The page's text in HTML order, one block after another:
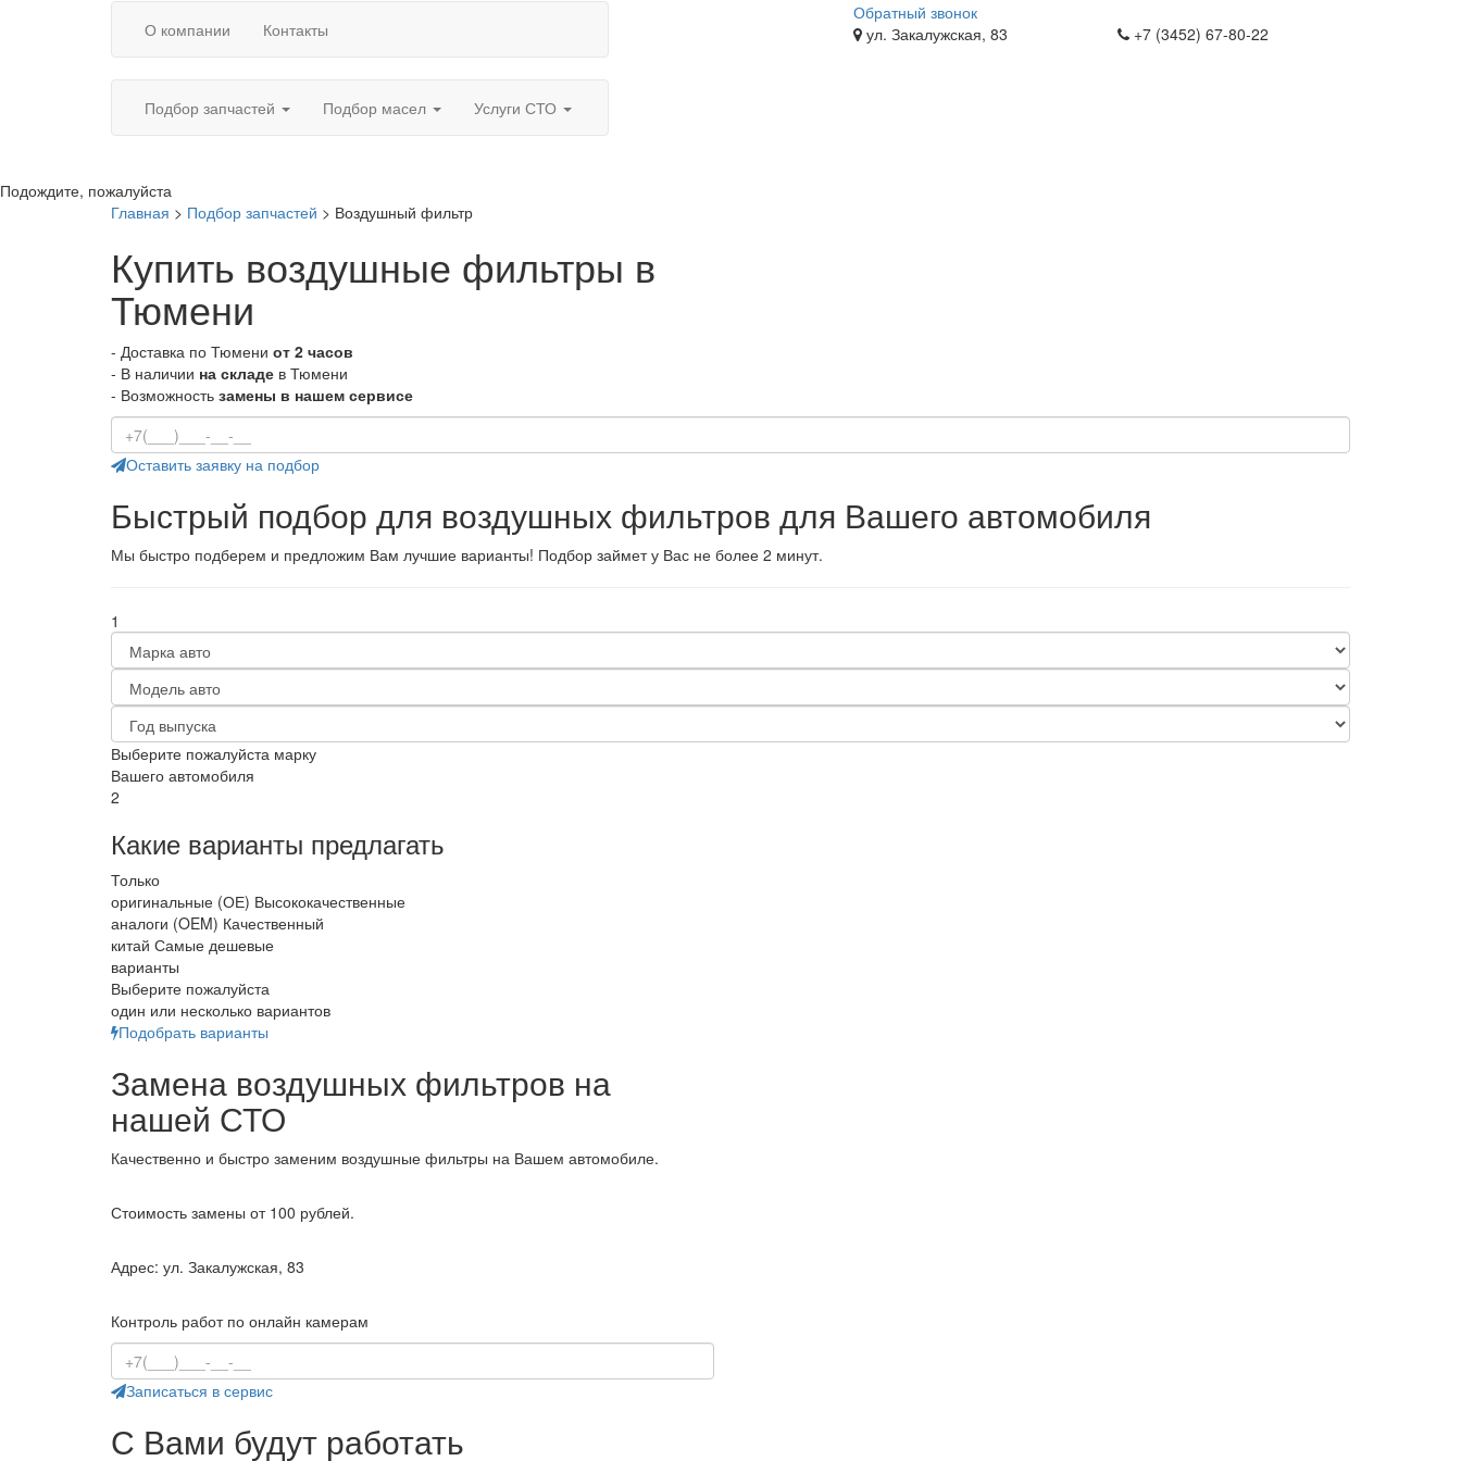
О компании Контакты
Подбор запчастей Подбор масел Услуги СТО
Обратный звонок
ул. Закалужская, 83
+7 (3452) 67-80-22
Подождите, пожалуйста
Главная > Подбор запчастей > Воздушный фильтр
Купить воздушные фильтры в
Тюмени
- Доставка по Тюмени от 2 часов
- В наличии на складе в Тюмени
- Возможность замены в нашем сервисе
Оставить заявку на подбор
Быстрый подбор для воздушных фильтров для Вашего автомобиля
Мы быстро подберем и предложим Вам лучшие варианты! Подбор займет у Вас не более 2 минут.
1
Выберите пожалуйста марку
Вашего автомобиля
2
Какие варианты предлагать
Только
оригинальные (ОЕ) Высококачественные
аналоги (OEM) Качественный
китай Самые дешевые
варианты
Выберите пожалуйста
один или несколько вариантов
Подобрать варианты
Замена воздушных фильтров на
нашей СТО
Качественно и быстро заменим воздушные фильтры на Вашем автомобиле.
Стоимость замены от 100 рублей.
Адрес: ул. Закалужская, 83
Контроль работ по онлайн камерам
Записаться в сервис
С Вами будут работать